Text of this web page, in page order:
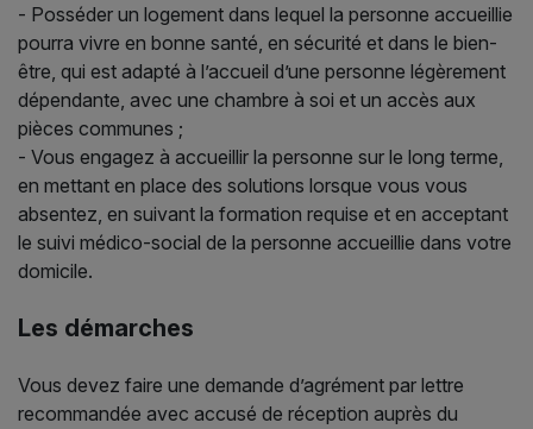
- Posséder un logement dans lequel la personne accueillie
pourra vivre en bonne santé, en sécurité et dans le bien-
être, qui est adapté à l’accueil d’une personne légèrement
dépendante, avec une chambre à soi et un accès aux
pièces communes ;
- Vous engagez à accueillir la personne sur le long terme,
en mettant en place des solutions lorsque vous vous
absentez, en suivant la formation requise et en acceptant
le suivi médico-social de la personne accueillie dans votre
domicile.
Les démarches
Vous devez faire une demande d’agrément par lettre
recommandée avec accusé de réception auprès du